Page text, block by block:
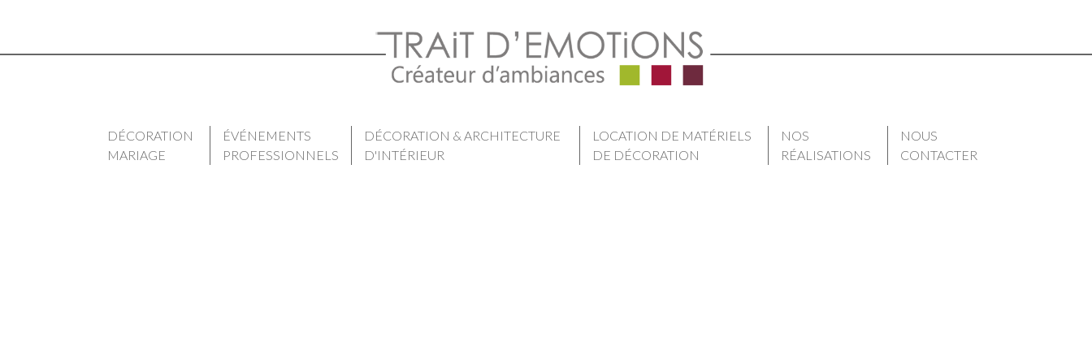
DÉCORATION
MARIAGE
ÉVÉNEMENTS
PROFESSIONNELS
DÉCORATION & ARCHITECTURE
D'INTÉRIEUR
LOCATION DE MATÉRIELS
DE DÉCORATION
NOS
RÉALISATIONS
NOUS
CONTACTER